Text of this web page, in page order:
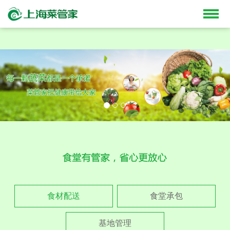
食材配送 食堂承包
基地管理